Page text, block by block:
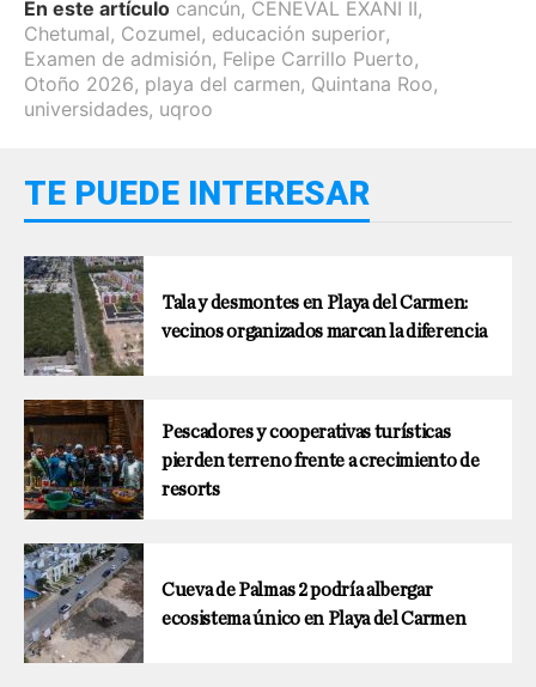
En este artículo cancún, CENEVAL EXANI II,
Chetumal, Cozumel, educación superior,
Examen de admisión, Felipe Carrillo Puerto,
Otoño 2026, playa del carmen, Quintana Roo,
universidades, uqroo
TE PUEDE INTERESAR
Tala y desmontes en Playa del Carmen:
vecinos organizados marcan la diferencia
Pescadores y cooperativas turísticas
pierden terreno frente a crecimiento de
resorts
Cueva de Palmas 2 podría albergar
ecosistema único en Playa del Carmen